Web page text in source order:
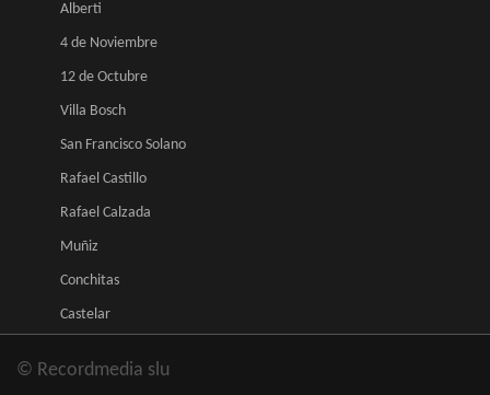
Alberti
4 de Noviembre
12 de Octubre
Villa Bosch
San Francisco Solano
Rafael Castillo
Rafael Calzada
Muñiz
Conchitas
Castelar
© Recordmedia slu